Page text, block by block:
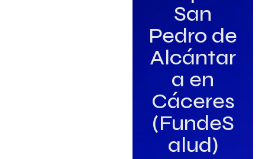
San
Pedro de
Alcántar
a en
Cáceres
(FundeS
alud)